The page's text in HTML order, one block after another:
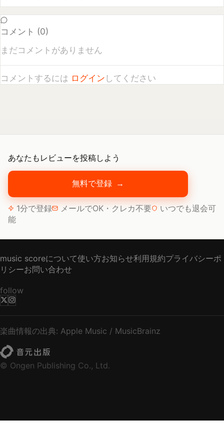
コメントするには
あなたもレビューを投稿しよう
無料で登録 →
1分で登録 メールでOK・クレカ不要
いつでも退会可
能
music scoreについて使い方お知らせ利用規約プライバシーポ
リシーお問い合わせ
follow
楽曲情報の出典: Apple Music / MusicBrainz
© Ongen Publishing Co., Ltd.